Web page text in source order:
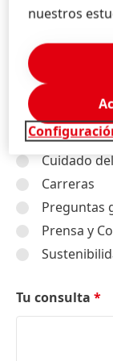
Tema /
Industrial /
Consumo /
Consumo /
Cuidado
Carreras
Preguntas
Prensa y
Tu consulta *
nuestros